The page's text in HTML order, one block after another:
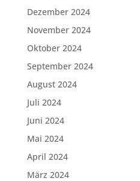
Dezember 2024
November 2024
Oktober 2024
September 2024
August 2024
Juli 2024
Juni 2024
Mai 2024
April 2024
März 2024